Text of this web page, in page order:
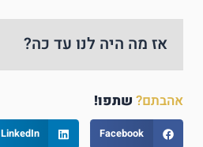
אז מה היה לנו עד כה?
אהבתם? שתפו!
Facebook
LinkedIn